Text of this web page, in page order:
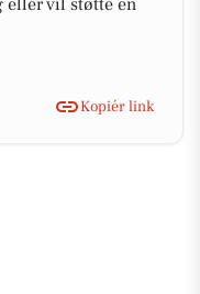
vil støtte en
Kopiér link